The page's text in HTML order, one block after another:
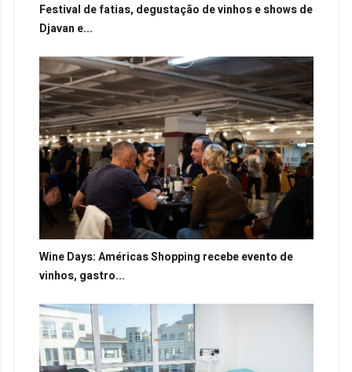
Festival de fatias, degustação de vinhos e shows de
Djavan e...
Wine Days: Américas Shopping recebe evento de
vinhos, gastro...